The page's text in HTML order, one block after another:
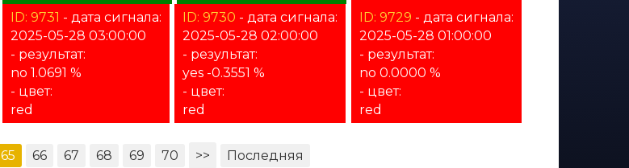
ID: 9731 - дата сигнала:
2025-05-28 03:00:00
- результат:
no 1.0691 %
- цвет:
red
ID: 9730 - дата сигнала:
2025-05-28 02:00:00
- результат:
yes -0.3551 %
- цвет:
red
ID: 9729 - дата сигнала:
2025-05-28 01:00:00
- результат:
no 0.0000 %
- цвет:
red
65 66 67 68 69 70 >> Последняя